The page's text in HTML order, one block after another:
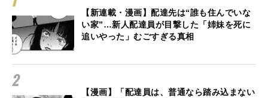
【新連載・漫画】配達先は“誰も住んでいな
い家”…新人配達員が目撃した「姉妹を死に
追いやった」むごすぎる真相
【漫画】「配達員は、普通なら踏み込まない